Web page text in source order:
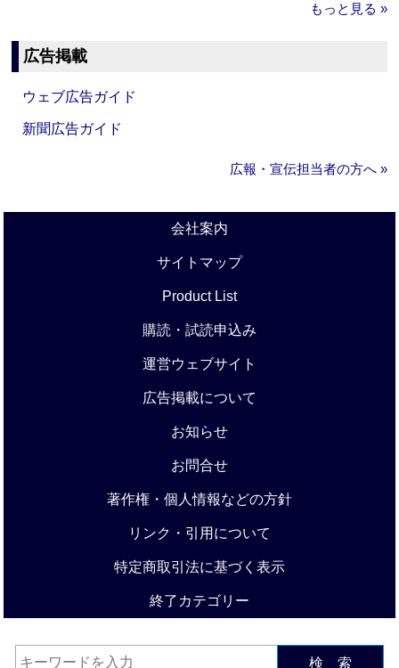
もっと見る »
広告掲載
ウェブ広告ガイド
新聞広告ガイド
広報・宣伝担当者の方へ »
会社案内
サイトマップ
Product List
購読・試読申込み
運営ウェブサイト
広告掲載について
お知らせ
お問合せ
著作権・個人情報などの方針
リンク・引用について
特定商取引法に基づく表示
終了カテゴリー
検 索